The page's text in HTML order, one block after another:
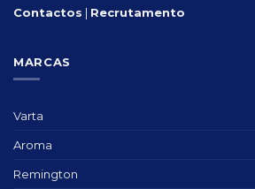
Contactos | Recrutamento
MARCAS
Varta
Aroma
Remington